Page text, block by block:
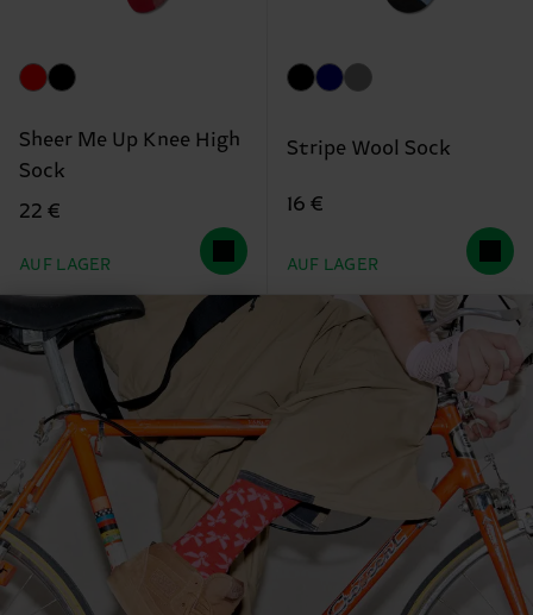
Sheer Me Up Knee High
Sock
22 €
AUF LAGER
Stripe Wool Sock
16 €
AUF LAGER